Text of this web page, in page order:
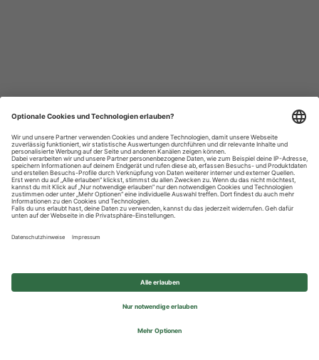
Datenschutzhinweise
Impressum
Privatsphäre-Einstellungen
© 2026 REWE Group - All rights reserved